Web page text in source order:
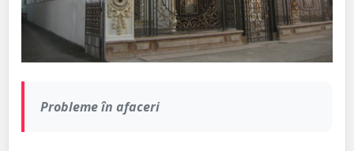
Probleme în afaceri